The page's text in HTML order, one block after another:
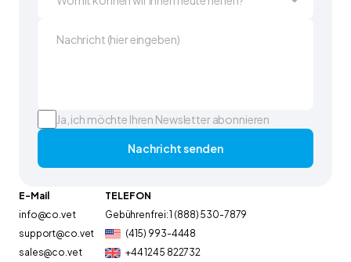
Ja, ich möchte Ihren Newsletter abonnieren
Nachricht senden
E-Mail
info@co.vet
support@co.vet
sales@co.vet
TELEFON
Gebührenfrei: 1 (888) 530-7879
(415) 993-4448
+44 1245 822732